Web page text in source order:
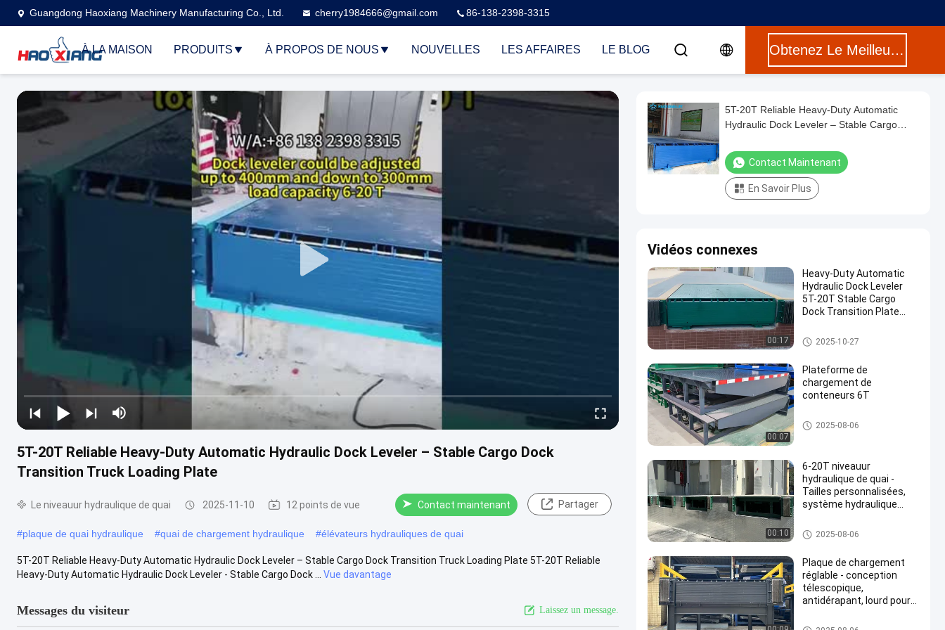
Guangdong Haoxiang Machinery Manufacturing Co., Ltd. cherry1984666@gmail.com 86-138-2398-3315
À LA MAISON PRODUITS À PROPOS DE NOUS NOUVELLES LES AFFAIRES LE BLOG Obtenez Le Meilleur Prix
5T-20T Reliable Heavy-Duty Automatic Hydraulic Dock Leveler – Stable Cargo Dock
Transition Truck Loading Plate
Le niveauur hydraulique de quai 2025-11-10 12 points de vue Contact maintenant Partager
#plaque de quai hydraulique #quai de chargement hydraulique #élévateurs hydrauliques de quai
5T-20T Reliable Heavy-Duty Automatic Hydraulic Dock Leveler – Stable Cargo Dock Transition Truck Loading Plate 5T-20T Reliable
Heavy-Duty Automatic Hydraulic Dock Leveler - Stable Cargo Dock ...
Vue davantage
Messages du visiteur Laissez un message.
5T-20T Reliable Heavy-Duty Automatic
Hydraulic Dock Leveler – Stable Cargo
Contact Maintenant
En Savoir Plus
Vidéos connexes
00:17
Heavy-Duty Automatic
Hydraulic Dock Leveler
5T-20T Stable Cargo
Dock Transition Plate
Le niveauur hydraulique de qu
ai
2025-10-27
00:07
Plateforme de
chargement de
conteneurs 6T
Le niveauur hydraulique de qu
ai
2025-08-06
00:10
6-20T niveauur
hydraulique de quai -
Tailles personnalisées,
système hydraulique
améliorée et équipement
de chargement industriel
Le niveauur de quai d'entrepôt
2025-08-06
Plaque de chargement
réglable - conception
télescopique,
antidérapant, lourd pour
des marchandises
Le niveauur de quai d'entrepôt